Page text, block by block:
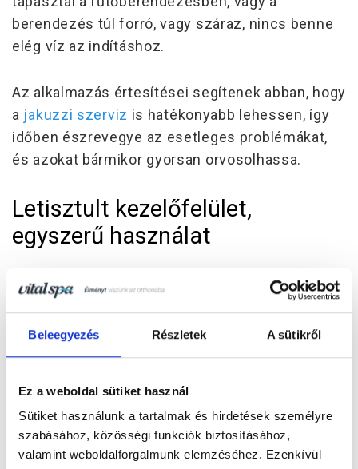
Beleegyezés Részletek A sütikről
Ez a weboldal sütiket használ
Sütiket használunk a tartalmak és hirdetések személyre
szabásához, közösségi funkciók biztosításához,
valamint weboldalforgalmunk elemzéséhez. Ezenkívül
berendezés túl forró, vagy száraz, nincs benne
elég víz az indításhoz.
Az alkalmazás értesítései segítenek abban, hogy
a jakuzzi szerviz is hatékonyabb lehessen, így
időben észrevegye az esetleges problémákat,
és azokat bármikor gyorsan orvosolhassa.
Letisztult kezelőfelület,
egyszerű használat
Sokan tartanak attól, hogy egy okos jakuzzi
vezérlés bonyolult működéssel jár együtt. A
hogyfelhasználóbarát, átlátható kezelőfelülettel
Az egyértelmű ikonok és logikus menürendszer
lehetővé teszi, hogy technikai előképzettség
nélkül is könnyedén kezelje a medencét, ígya